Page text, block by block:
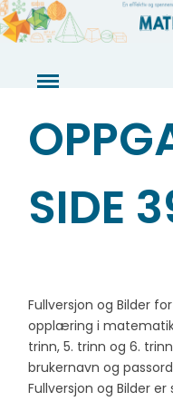
Skip
to
SIDE
Fullversjon og Bilder
opplæring i
trinn, 5. trinn og 6.
brukernavn og
Fullversjon og Bilder